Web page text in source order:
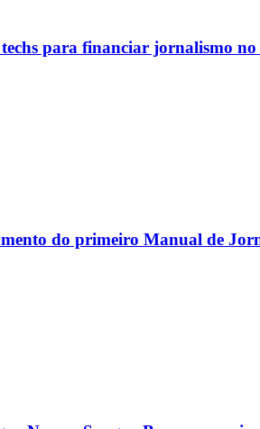
para financiar jornalismo
do primeiro Manual de